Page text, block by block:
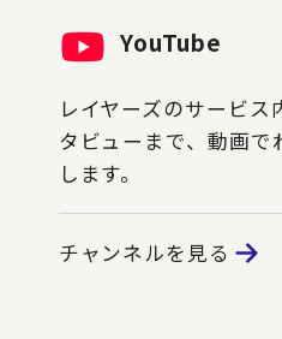
YouTube
レイヤーズのサービ
タビューまで、動画で
します。
チャンネルを見る